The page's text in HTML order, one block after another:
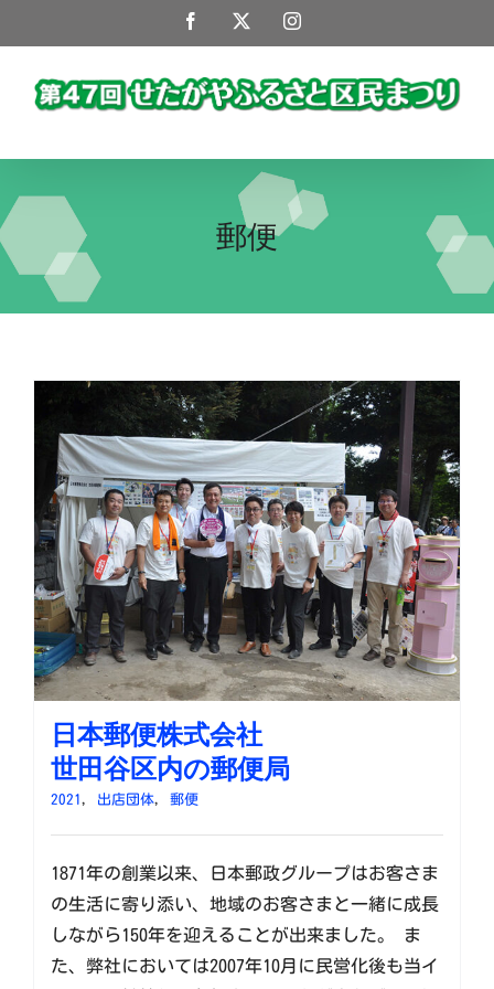
to
content
Facebook Instagram
郵便
日本郵便株式会社
世田谷区内の郵便局
2021, 出店団体, 郵便
1871年の創業以来、日本郵政グループはお客さま
の生活に寄り添い、地域のお客さまと一緒に成長
しながら150年を迎えることが出来ました。 ま
た、弊社においては2007年10月に民営化後も当イ